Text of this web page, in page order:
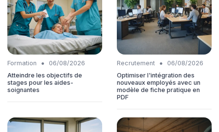
Formation •
06/08/2026
Atteindre les objectifs de
stages pour les aides-
soignantes
Recrutement •
06/08/2026
Optimiser l'intégration des
nouveaux employés avec un
modèle de fiche pratique en
PDF